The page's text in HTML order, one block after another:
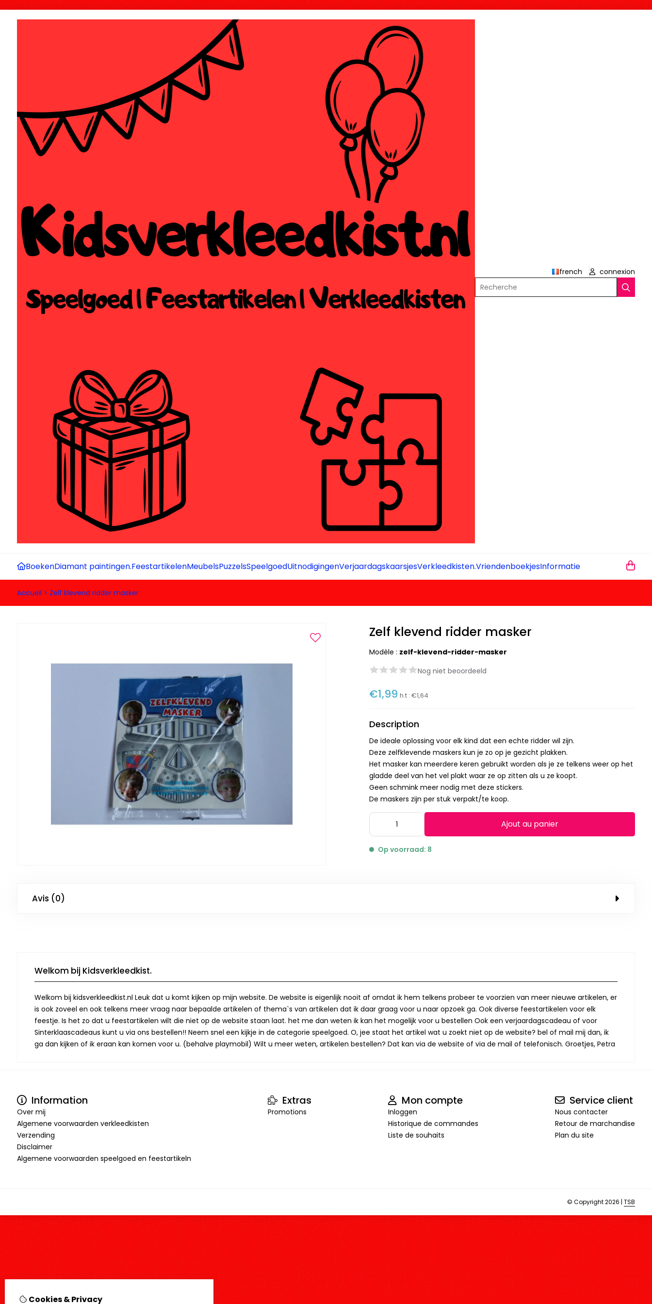
french
connexion
Recherche
BoekenDiamant paintingen.FeestartikelenMeubelsPuzzelsSpeelgoedUitnodigingenVerjaardagskaarsjesVerkleedkisten.VriendenboekjesInformatie
Accueil > Zelf klevend ridder masker
Zelf klevend ridder masker
Modèle : zelf-klevend-ridder-masker
Nog niet beoordeeld
€1,99 h.t :€1,64
Description
De ideale oplossing voor elk kind dat een echte ridder wil zijn.
Deze zelfklevende maskers kun je zo op je gezicht plakken.
Het masker kan meerdere keren gebruikt worden als je ze telkens weer op het
gladde deel van het vel plakt waar ze op zitten als u ze koopt.
Geen schmink meer nodig met deze stickers.
De maskers zijn per stuk verpakt/te koop.
Ajout au panier
Op voorraad: 8
Avis (0)
Welkom bij Kidsverkleedkist.
Welkom bij kidsverkleedkist.nl Leuk dat u komt kijken op mijn website. De website is eigenlijk nooit af omdat ik hem telkens probeer te voorzien van meer nieuwe artikelen, er
is ook zoveel en ook telkens meer vraag naar bepaalde artikelen of thema`s van artikelen dat ik daar graag voor u naar opzoek ga. Ook diverse feestartikelen voor elk
feestje. Is het zo dat u feestartikelen wilt die niet op de website staan laat. het me dan weten ik kan het mogelijk voor u bestellen Ook een verjaardagscadeau of voor
Sinterklaascadeaus kunt u via ons bestellen!! Neem snel een kijkje in de categorie speelgoed. O, jee staat het artikel wat u zoekt niet op de website? bel of mail mij dan, ik
ga dan kijken of ik eraan kan komen voor u. (behalve playmobil) Wilt u meer weten, artikelen bestellen? Dat kan via de website of via de mail of telefonisch. Groetjes, Petra
Information
Over mij
Algemene voorwaarden verkleedkisten
Verzending
Disclaimer
Algemene voorwaarden speelgoed en feestartikeln
Extras
Promotions
Mon compte
Inloggen
Historique de commandes
Liste de souhaits
Service client
Nous contacter
Retour de marchandise
Plan du site
© Copyright 2026 | TSB
Cookies & Privacy